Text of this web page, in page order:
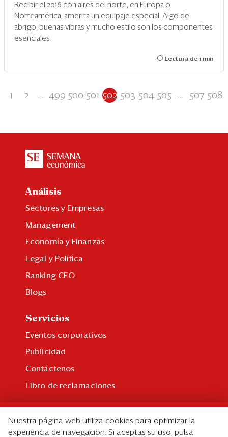
Recibir el 2016 con aires del norte, en Europa o
Norteamérica, amerita un equipaje especial. Algo de
abrigo, buenas vibras y mucho estilo son los componentes
esenciales.
Lectura de 1 min
1 2 ... 499 500 501 502 503 504 505 ... 507 508
Análisis
Sectores y Empresas
Management
Economía y Finanzas
Legal y Política
Ranking CEO
Blogs
Servicios
Eventos corporativos
Publicidad
Contáctenos
Libro de reclamaciones
Suscripción individual
Nuestra página web utiliza cookies para optimizar la
experiencia de navegación. Si aceptas su uso, pulsa